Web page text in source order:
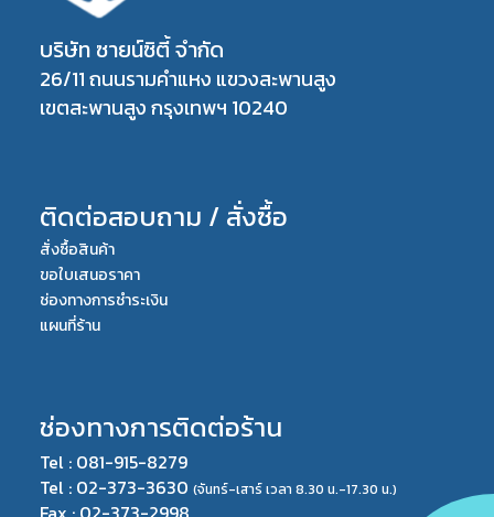
บริษัท ซายน์ซิตี้ จำกัด
26/11 ถนนรามคำแหง แขวงสะพานสูง
เขตสะพานสูง กรุงเทพฯ 10240
ติดต่อสอบถาม / สั่งซื้อ
สั่งซื้อสินค้า
ขอใบเสนอราคา
ช่องทางการชำระเงิน
แผนที่ร้าน
ช่องทางการติดต่อร้าน
Tel : 081-915-8279
Tel : 02-373-3630 (จันทร์-เสาร์ เวลา 8.30 น.-17.30 น.)